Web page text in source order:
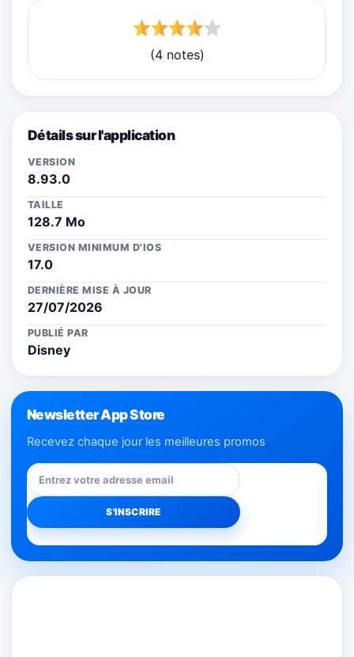
(4 notes)
Détails sur l'application
VERSION
8.93.0
TAILLE
128.7 Mo
VERSION MINIMUM D'IOS
17.0
DERNIÈRE MISE À JOUR
27/07/2026
PUBLIÉ PAR
Disney
Newsletter App Store
Recevez chaque jour les meilleures promos